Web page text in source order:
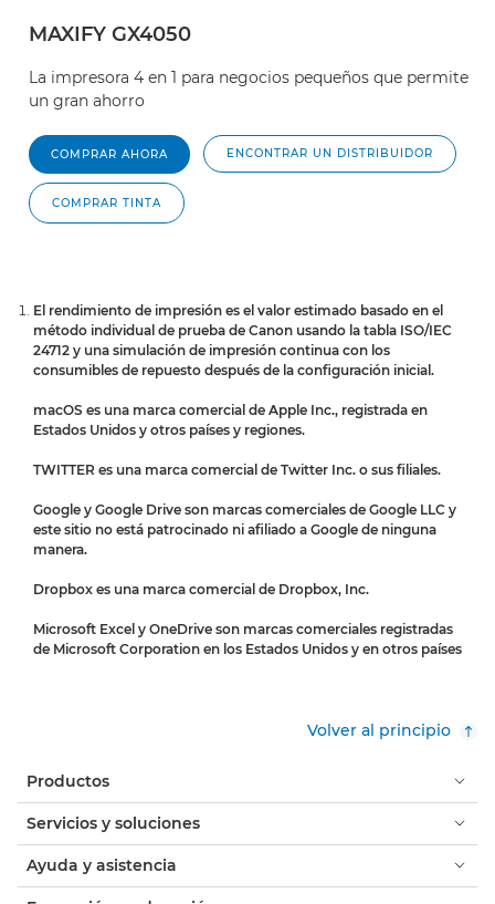
MAXIFY GX4050
La impresora 4 en 1 para negocios pequeños que permite
un gran ahorro
COMPRAR AHORA ENCONTRAR UN DISTRIBUIDOR
COMPRAR TINTA
El rendimiento de impresión es el valor estimado basado en el
método individual de prueba de Canon usando la tabla ISO/IEC
24712 y una simulación de impresión continua con los
consumibles de repuesto después de la configuración inicial.
macOS es una marca comercial de Apple Inc., registrada en
Estados Unidos y otros países y regiones.
TWITTER es una marca comercial de Twitter Inc. o sus filiales.
Google y Google Drive son marcas comerciales de Google LLC y
este sitio no está patrocinado ni afiliado a Google de ninguna
manera.
Dropbox es una marca comercial de Dropbox, Inc.
Microsoft Excel y OneDrive son marcas comerciales registradas
de Microsoft Corporation en los Estados Unidos y en otros países
Volver al principio
Productos
Servicios y soluciones
Ayuda y asistencia